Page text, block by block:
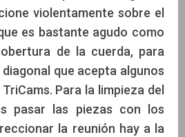
violentamente sobre el
es bastante agudo como
de la cuerda, para
que acepta algunos
Para la limpieza del
pasar las piezas con los
la reunión hay a la